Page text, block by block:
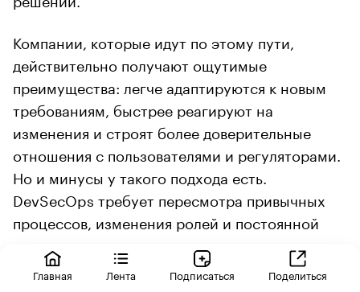
Компании, которые идут по этому пути,
действительно получают ощутимые
преимущества: легче адаптируются к новым
требованиям, быстрее реагируют на
изменения и строят более доверительные
отношения с пользователями и регуляторами.
Но и минусы у такого подхода есть.
DevSecOps требует пересмотра привычных
процессов, изменения ролей и постоянной
Кроме того, DevSecOps не дает мгновенного
Главная Лента Подписаться Поделиться